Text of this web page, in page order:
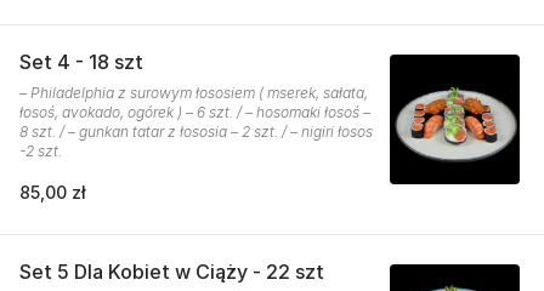
Set 4 - 18 szt
– Philadelphia z surowym łososiem ( mserek, sałata,
łosoś, avokado, ogórek ) – 6 szt. / – hosomaki łosoś –
8 szt. / – gunkan tatar z łososia – 2 szt. / – nigiri łosos
-2 szt.
85,00 zł
Set 5 Dla Kobiet w Ciąży - 22 szt